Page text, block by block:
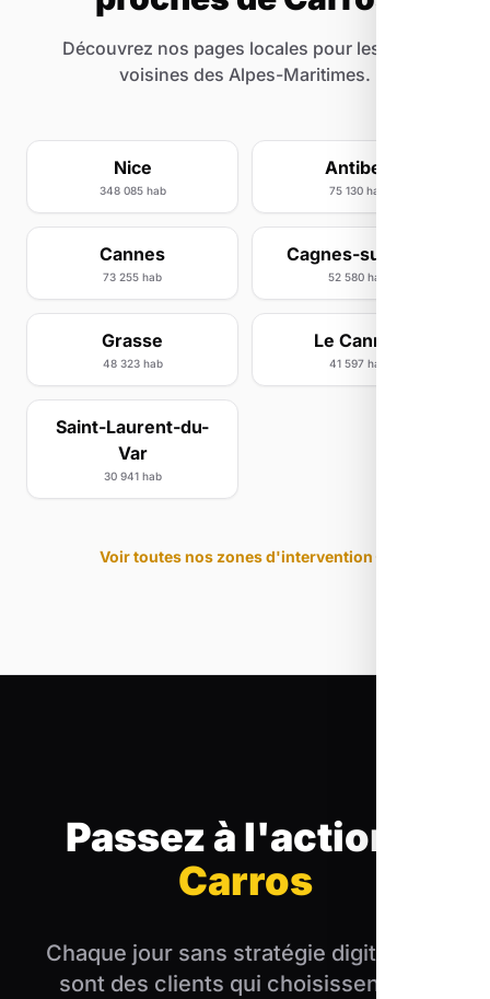
Découvrez nos pages locales pour les villes
voisines des Alpes-Maritimes.
Nice
348 085 hab
Antibes
75 130 hab
Cannes
73 255 hab
Cagnes-sur-Mer
52 580 hab
Grasse
48 323 hab
Le Cannet
41 597 hab
Saint-Laurent-du-
Var
30 941 hab
Voir toutes nos zones d'intervention
Passez à l'action
Carros
Chaque jour sans stratégie digitale, ce
sont des clients qui choisissent vos